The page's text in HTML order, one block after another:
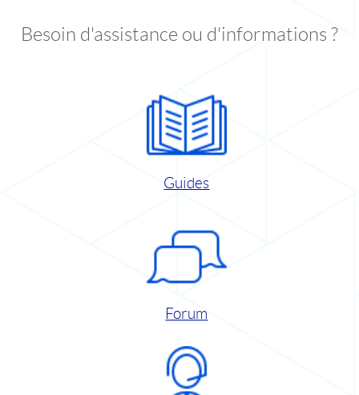
Besoin d'assistance ou d'informations ?
Guides
Forum